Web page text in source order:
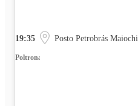
19:35 Posto Petrobrás Maiochi
Poltrona